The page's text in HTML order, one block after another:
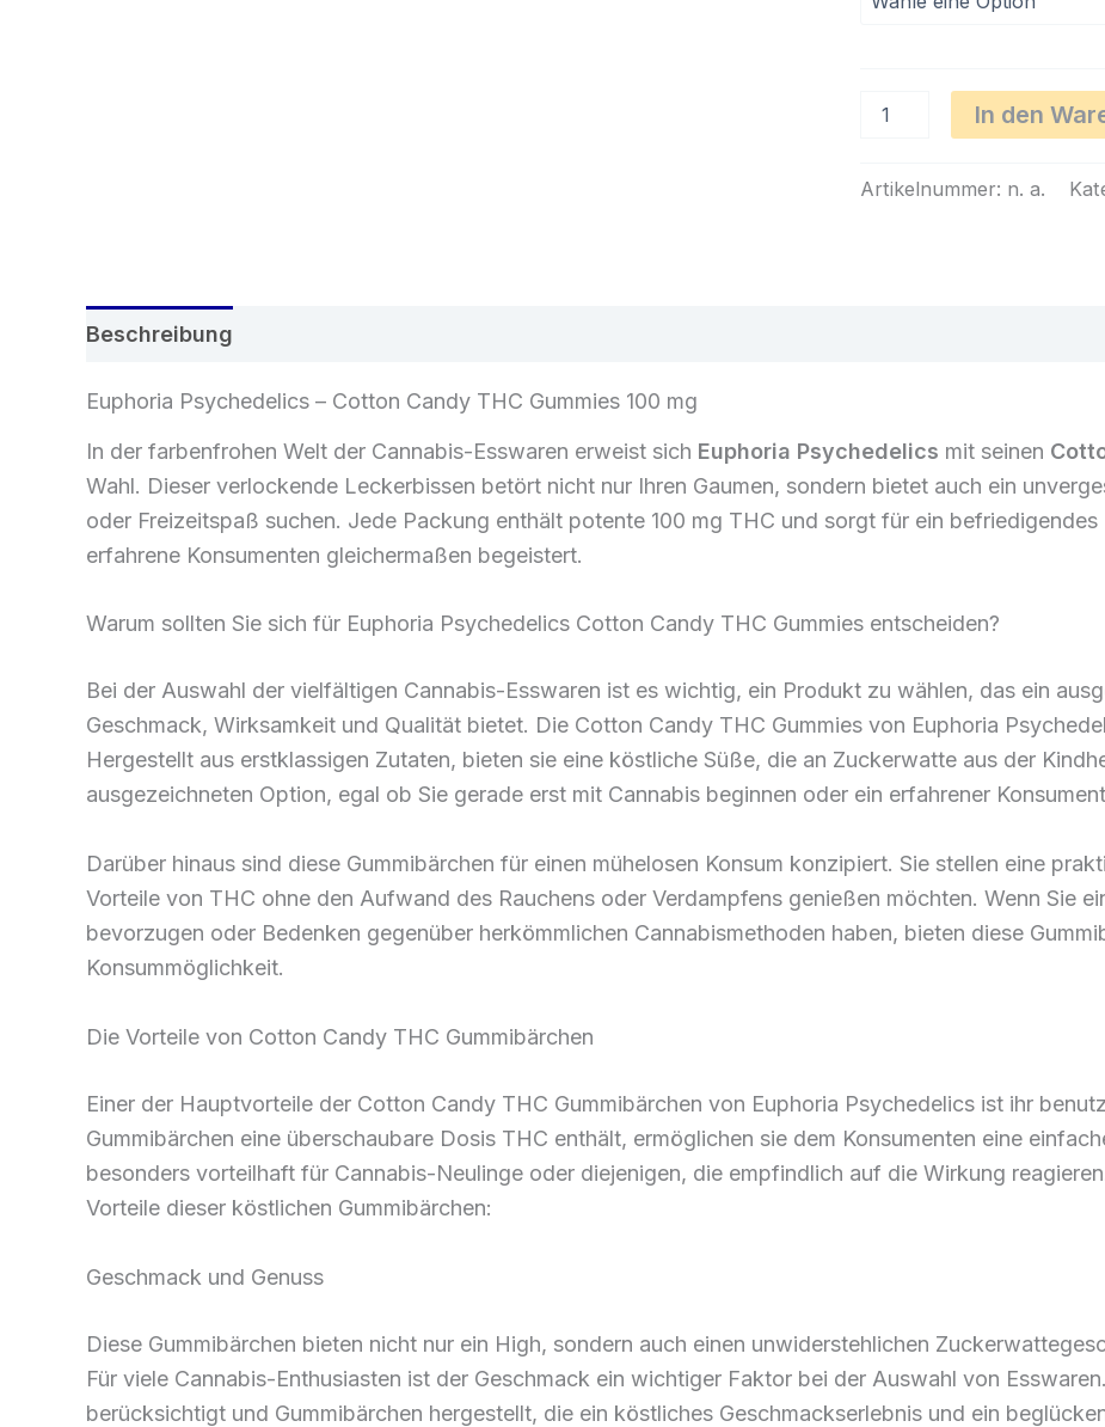
Psychedelics
THC-
In den
Artikelnummer: n. a.
Beschreibung
Euphoria Psychedelics – Cotton Candy THC Gummies 100 mg
In der farbenfrohen Welt der Cannabis-Esswaren erweist sich Euphoria Psychedelics mit seinen
Wahl. Dieser verlockende Leckerbissen betört nicht nur Ihren Gaumen, sondern bietet auch ein
oder Freizeitspaß suchen. Jede Packung enthält potente 100 mg THC und sorgt für ein
erfahrene Konsumenten gleichermaßen begeistert.
Warum sollten Sie sich für Euphoria Psychedelics Cotton Candy THC Gummies entscheiden?
Bei der Auswahl der vielfältigen Cannabis-Esswaren ist es wichtig, ein Produkt zu wählen, das ein
Geschmack, Wirksamkeit und Qualität bietet. Die Cotton Candy THC Gummies von Euphoria
Hergestellt aus erstklassigen Zutaten, bieten sie eine köstliche Süße, die an Zuckerwatte aus der
ausgezeichneten Option, egal ob Sie gerade erst mit Cannabis beginnen oder ein erfahrener
Darüber hinaus sind diese Gummibärchen für einen mühelosen Konsum konzipiert. Sie stellen eine
Vorteile von THC ohne den Aufwand des Rauchens oder Verdampfens genießen möchten. Wenn Sie
bevorzugen oder Bedenken gegenüber herkömmlichen Cannabismethoden haben, bieten diese
Konsummöglichkeit.
Die Vorteile von Cotton Candy THC Gummibärchen
Einer der Hauptvorteile der Cotton Candy THC Gummibärchen von Euphoria Psychedelics ist ihr
Gummibärchen eine überschaubare Dosis THC enthält, ermöglichen sie dem Konsumenten eine
besonders vorteilhaft für Cannabis-Neulinge oder diejenigen, die empfindlich auf die Wirkung
Vorteile dieser köstlichen Gummibärchen:
Geschmack und Genuss
Diese Gummibärchen bieten nicht nur ein High, sondern auch einen unwiderstehlichen
Für viele Cannabis-Enthusiasten ist der Geschmack ein wichtiger Faktor bei der Auswahl von
berücksichtigt und Gummibärchen hergestellt, die ein köstliches Geschmackserlebnis und ein